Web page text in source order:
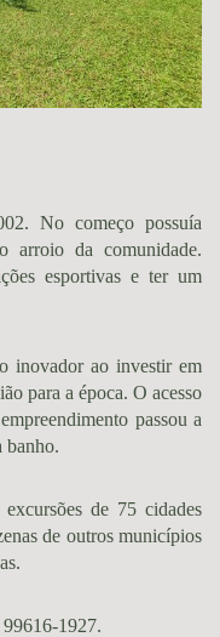
No começo possuía
arroio da comunidade.
esportivas e ter um
inovador ao investir em
para a época. O acesso
passou a
banho.
de 75 cidades
de outros municípios
1927.